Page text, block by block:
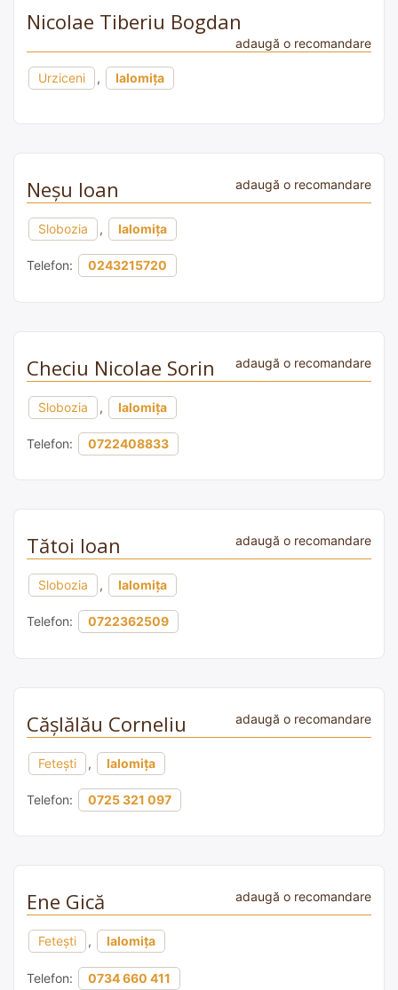
Nicolae Tiberiu Bogdan
adaugă o recomandare
Urziceni , Ialomița
Neșu Ioan adaugă o recomandare
Slobozia , Ialomița
Telefon: 0243215720
Checiu Nicolae Sorin adaugă o recomandare
Slobozia , Ialomița
Telefon: 0722408833
Tătoi Ioan adaugă o recomandare
Slobozia , Ialomița
Telefon: 0722362509
Cășlălău Corneliu adaugă o recomandare
Fetești , Ialomița
Telefon: 0725 321 097
Ene Gică adaugă o recomandare
Fetești , Ialomița
Telefon: 0734 660 411